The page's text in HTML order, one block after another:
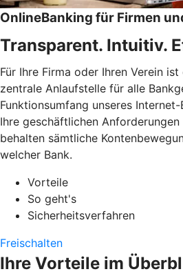
OnlineBanking für Firmen
Transparent. Intuitiv.
Für Ihre Firma oder Ihren Verein
zentrale Anlaufstelle für alle
Funktionsumfang unseres
Ihre geschäftlichen
behalten sämtliche
welcher Bank.
Vorteile
So geht's
Sicherheitsverfahren
Freischalten
Ihre Vorteile im